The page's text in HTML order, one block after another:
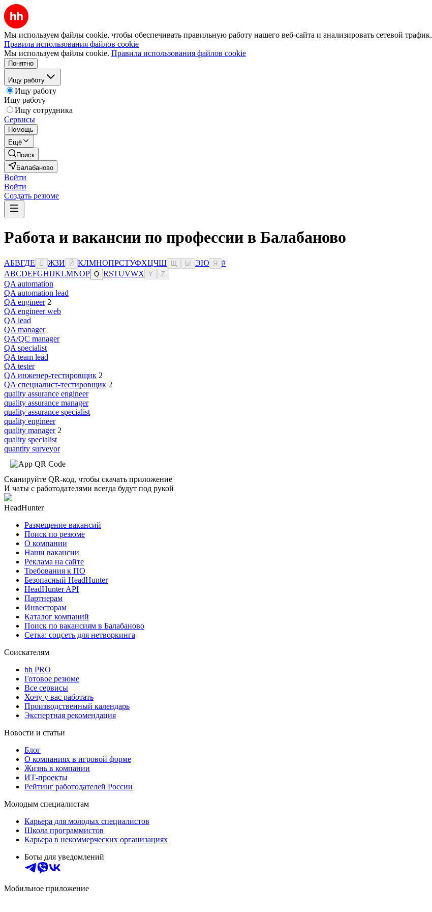
Мы используем файлы cookie, чтобы обеспечивать правильную работу нашего веб-сайта и анализировать сетевой трафик.
Правила использования файлов cookie
Мы используем файлы cookie. Правила использования файлов cookie
Понятно
Ищу работу
Ищу работу
Ищу работу
Ищу сотрудника
Сервисы
Помощь
Ещё
Поиск
Балабаново
Войти
Войти
Создать резюме
Работа и вакансии по профессии в Балабаново
АБВГДЕ Ё ЖЗИ Й КЛМНОПРСТУФХЦЧШ Ы ЭЮ Я
#
ABCDEFGHIJKLMNOP Q RSTUVWX Y Z
QA automation
QA automation lead
QA engineer 2
QA engineer web
QA lead
QA manager
QA/QC manager
QA specialist
QA team lead
QA tester
QA инженер-тестировщик 2
QA специалист-тестировщик 2
quality assurance engineer
quality assurance manager
quality assurance specialist
quality engineer
quality manager 2
quality specialist
quantity surveyor
Сканируйте QR-код, чтобы скачать приложение
И чаты с работодателями всегда будут под рукой
HeadHunter
Размещение вакансий
Поиск по резюме
О компании
Наши вакансии
Реклама на сайте
Требования к ПО
Безопасный HeadHunter
HeadHunter API
Партнерам
Инвесторам
Каталог компаний
Поиск по вакансиям в Балабаново
Сетка: соцсеть для нетворкинга
Соискателям
hh PRO
Готовое резюме
Все сервисы
Хочу у вас работать
Производственный календарь
Экспертная рекомендация
Новости и статьи
Блог
О компаниях в игровой форме
Жизнь в компании
ИТ-проекты
Рейтинг работодателей России
Молодым специалистам
Карьера для молодых специалистов
Школа программистов
Карьера в некоммерческих организациях
Боты для уведомлений
Мобильное приложение